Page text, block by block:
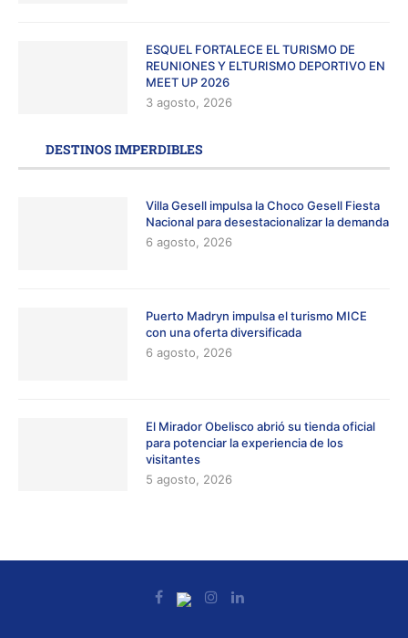
ESQUEL FORTALECE EL TURISMO DE
REUNIONES Y ELTURISMO DEPORTIVO EN
MEET UP 2026
3 agosto, 2026
DESTINOS IMPERDIBLES
Villa Gesell impulsa la Choco Gesell Fiesta
Nacional para desestacionalizar la demanda
6 agosto, 2026
Puerto Madryn impulsa el turismo MICE
con una oferta diversificada
6 agosto, 2026
El Mirador Obelisco abrió su tienda oficial
para potenciar la experiencia de los
visitantes
5 agosto, 2026